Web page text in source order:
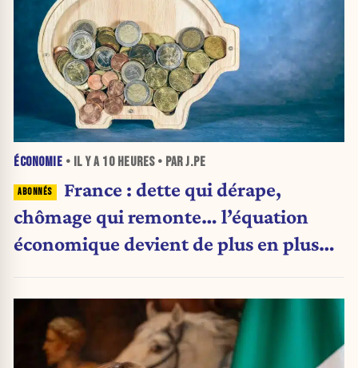
ÉCONOMIE • IL Y A 10 HEURES• PAR J.PE
France : dette qui dérape,
chômage qui remonte… l’équation
économique devient de plus en plus